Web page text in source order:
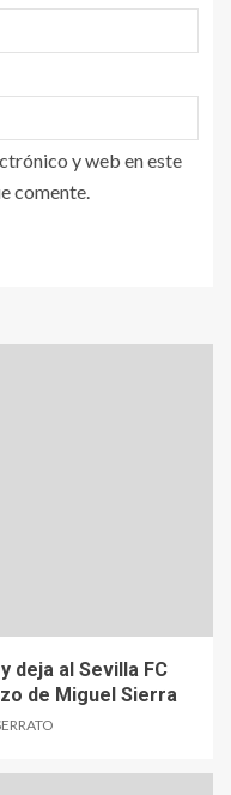
y web en este
comente.
deja al Sevilla FC
de Miguel Sierra